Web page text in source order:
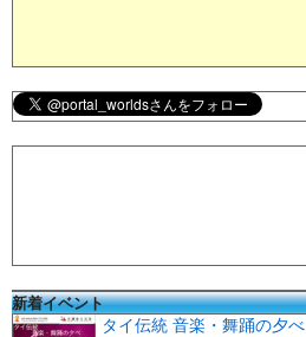
新着イベント
タイ伝統 音楽・舞踊の夕べ